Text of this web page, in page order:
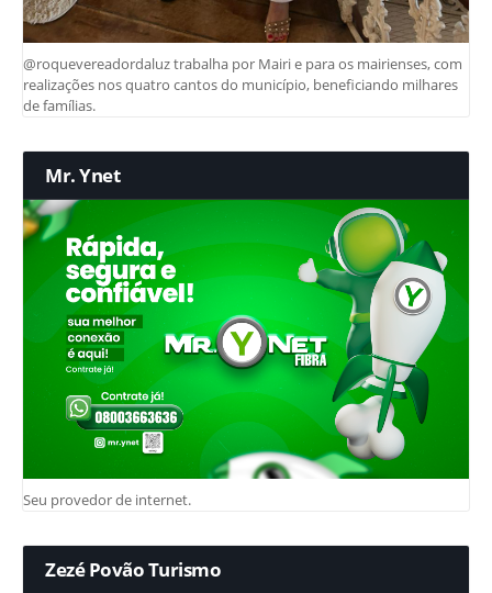
@roquevereadordaluz trabalha por Mairi e para os mairienses, com
realizações nos quatro cantos do município, beneficiando milhares
de famílias.
Mr. Ynet
Seu provedor de internet.
Zezé Povão Turismo